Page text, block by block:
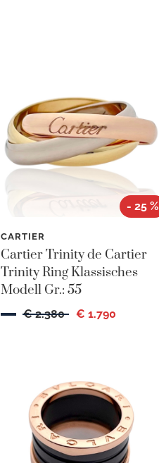
- 25 %
CARTIER
Cartier Trinity de Cartier
Trinity Ring Klassisches
Modell Gr.: 55
€ 2.380 € 1.790